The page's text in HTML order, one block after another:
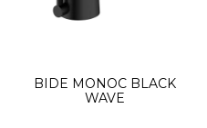
BIDE MONOC BLACK
WAVE